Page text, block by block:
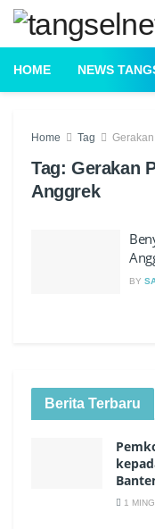
HOME NEWS
Home Tag
Tag: Gerakan
Anggrek
BY
Berita Terbaru
1